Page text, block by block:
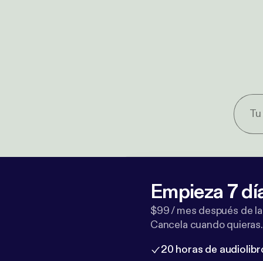
Empieza 7
$99 / mes después de
Cancela cuando quieras.
20 horas de